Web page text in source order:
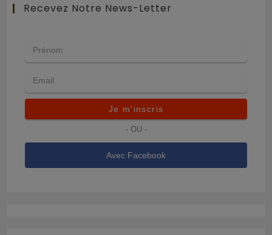
Recevez Notre News-Letter
Je m'inscris
- OU -
Avec Facebook